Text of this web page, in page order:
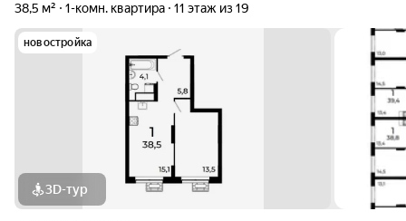
38,5 м²
1-комн. квартира 11 этаж из 19
новостройка
3D-тур